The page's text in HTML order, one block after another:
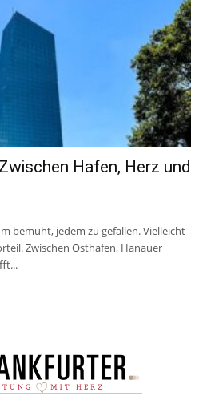
Hafen, Herz und
bemüht, jedem zu gefallen. Vielleicht
Zwischen Osthafen, Hanauer